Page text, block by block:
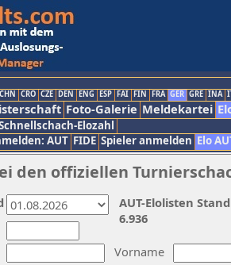
CHN CRO CZE DEN ENG ESP FAI FIN FRA GER GRE INA
Foto-Galerie Meldekartei
Elozahl
AUT FIDE Spieler anmelden Elo
den offiziellen
Vorname
AUT-Elolisten
6.936